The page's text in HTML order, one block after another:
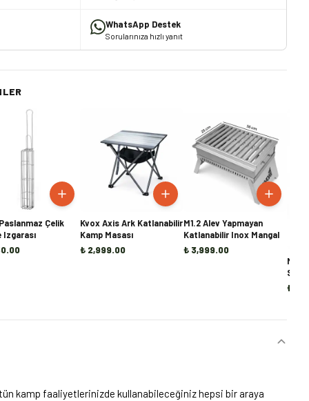
WhatsApp Destek
Sorularınıza hızlı yanıt
Çelik
Izgarası
Kvox Axis Ark Katlanabilir
Kamp Masası
₺ 2,999.00
M1.2 Alev Yapmayan
Katlanabilir Inox Mangal
₺ 3,999.00
M1.1
₺
kamp faaliyetlerinizde kullanabileceğiniz hepsi bir araya